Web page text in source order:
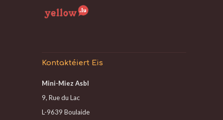
Kontaktéiert Eis
Mini-Miez Asbl
9, Rue du Lac
L-9639 Boulaide